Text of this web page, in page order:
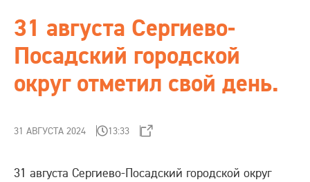
Поставщикам
Студентам
Интернет-магазин
Проверка сертификата
31 августа Сергиево-
Посадский городской
округ отметил свой день.
31 АВГУСТА 2024 13:33
31 августа Сергиево-Посадский городской округ